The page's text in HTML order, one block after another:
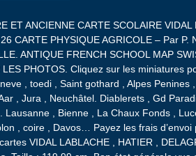
ET ANCIENNE CARTE SCOLAIRE
CARTE PHYSIQUE AGRICOLE – Par P.
ANTIQUE FRENCH SCHOOL MAP
LES PHOTOS. Cliquez sur les miniatures
, toedi , Saint gothard , Alpes Penines
, Jura , Neuchâtel. Diablerets , Gd
, Bienne , La Chaux Fonds ,
, coire , Davos… Payez les frais
VIDAL LABLACHE , HATIER ,